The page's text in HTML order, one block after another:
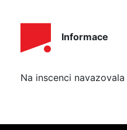
Informace
Na inscenci navazovala